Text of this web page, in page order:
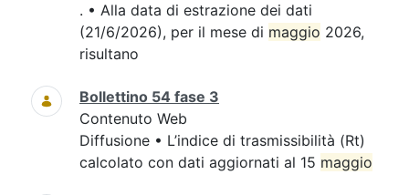
. • Alla data di estrazione dei dati
(21/6/2026), per il mese di maggio 2026,
risultano
Bollettino 54 fase 3
Contenuto Web
Diffusione • L’indice di trasmissibilità (Rt)
calcolato con dati aggiornati al 15 maggio